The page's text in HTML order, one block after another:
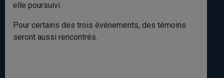
elle poursuivi.
Pour certains des trois événements, des témoins
seront aussi rencontrés.